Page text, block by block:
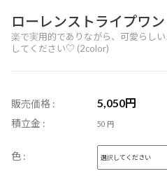
ローレンストライプワ
楽で実用的でありながら、可愛らし
してください♡ (2color)
販売価格 : 5,050円
積立金 : 50 円
色 :